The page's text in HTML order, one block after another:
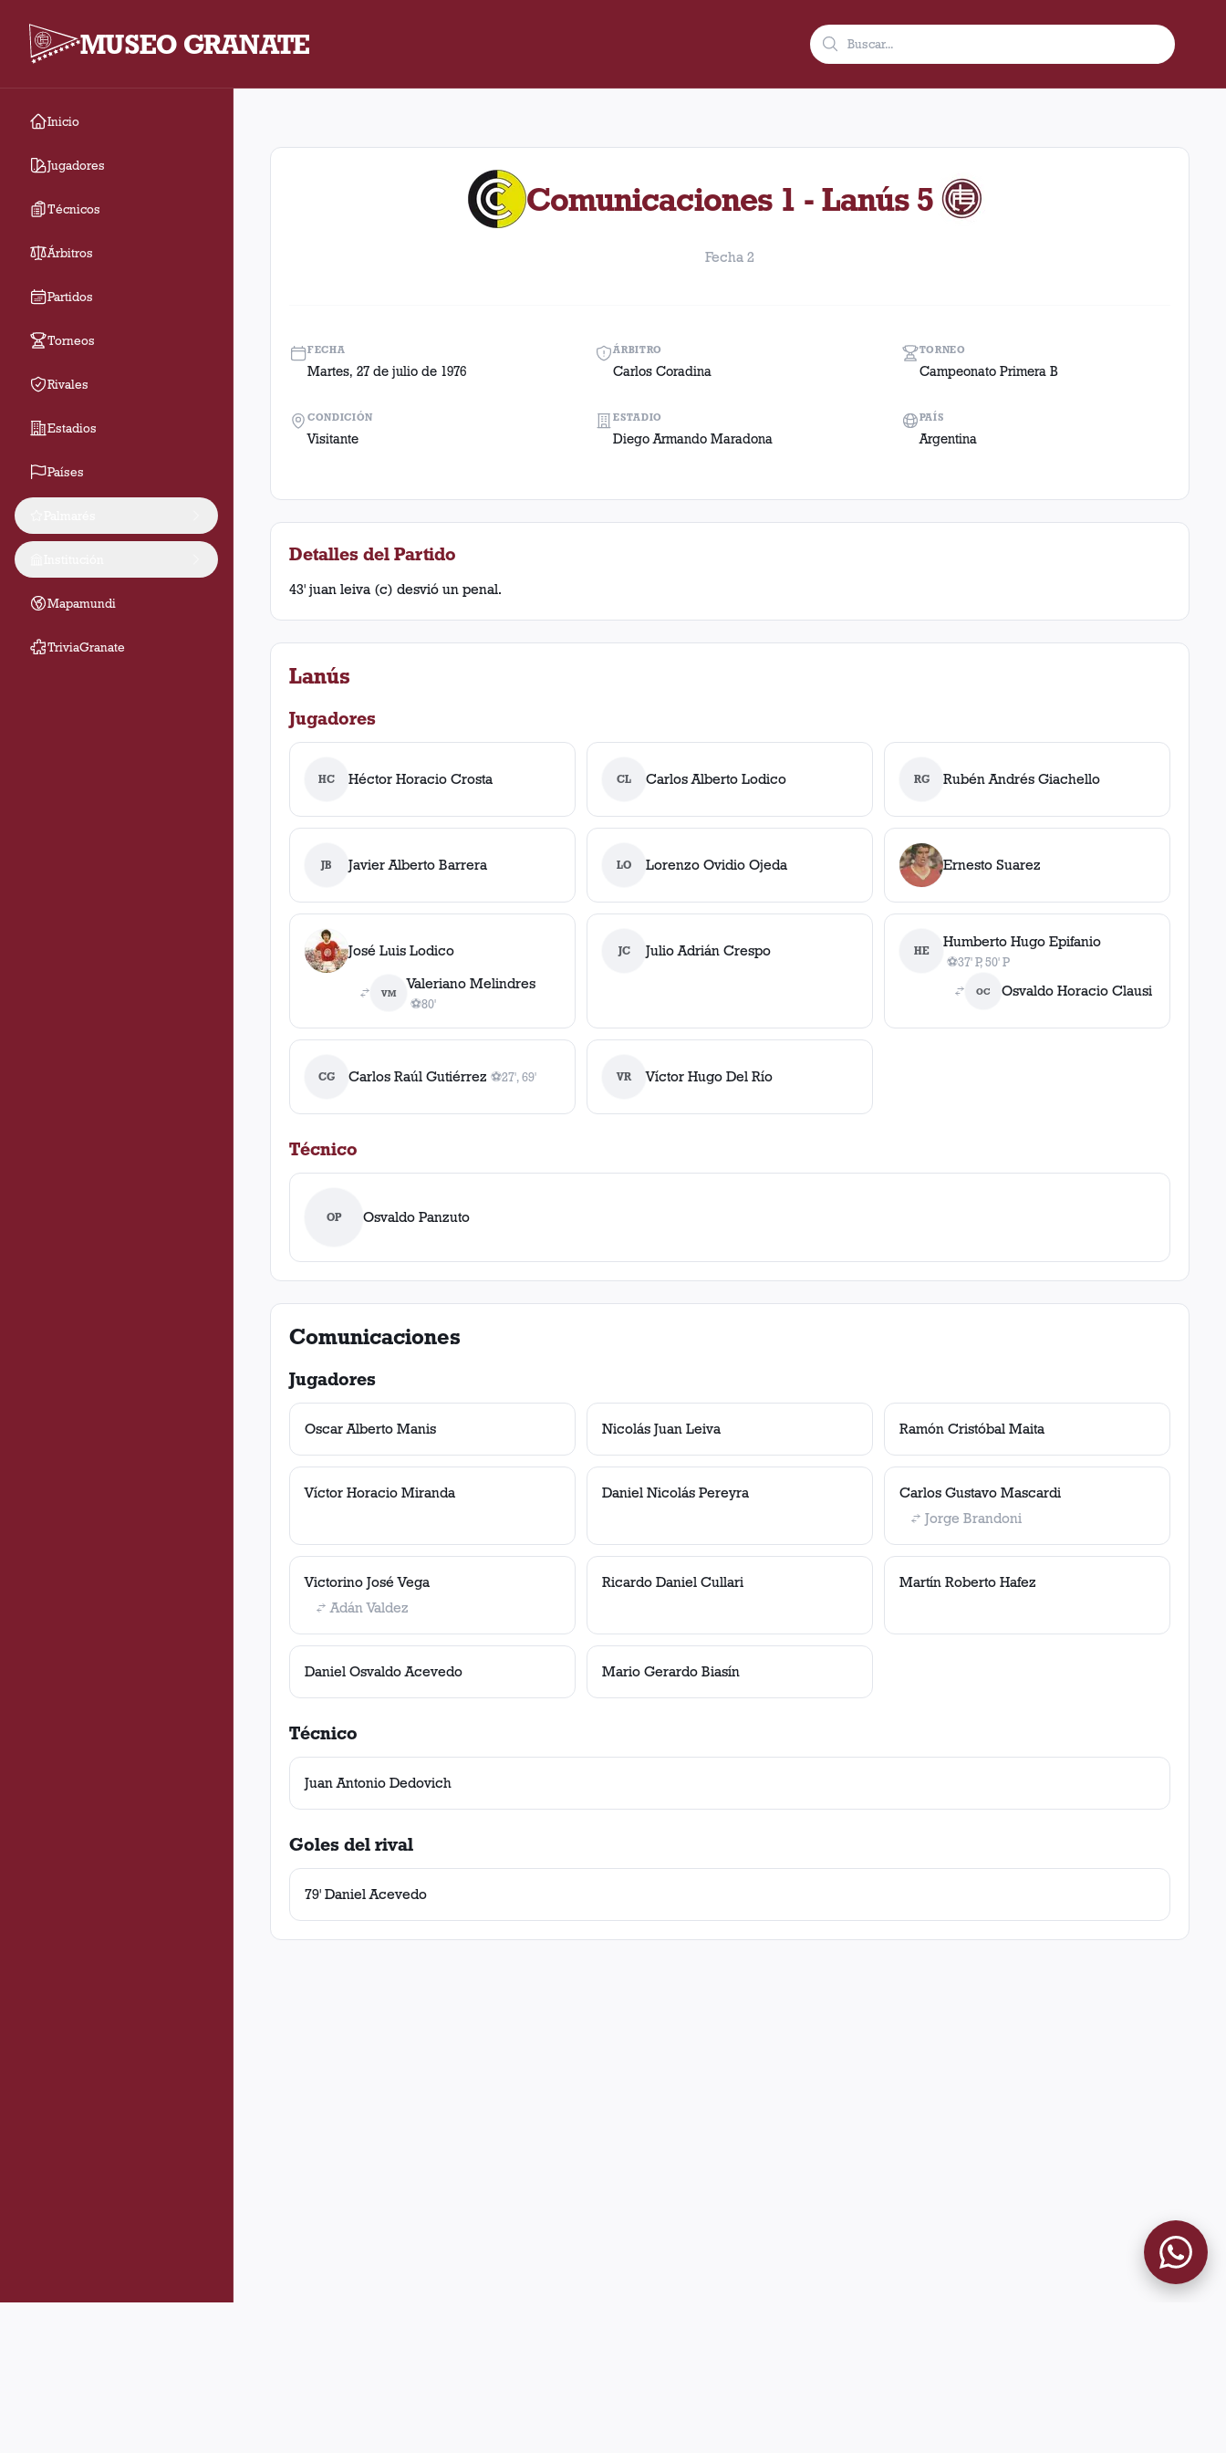
MUSEO GRANATE
Inicio
Jugadores
Técnicos
Árbitros
Partidos
Torneos
Rivales
Estadios
Países
Mapamundi
TriviaGranate
Fecha 2. Partido entre Lanús y Comunicaciones disputado el Martes, 27 de julio de 1976 como visitante en el estadio Diego Armando Maradona
Comunicaciones 1 - Lanús 5
Fecha 2
FECHA
Martes, 27 de julio de 1976
ÁRBITRO
Carlos Coradina
TORNEO
Campeonato Primera B
CONDICIÓN
Visitante
ESTADIO
Diego Armando Maradona
PAÍS
Argentina
Detalles del Partido
43' juan leiva (c) desvió un penal.
Lanús
Jugadores
HC Héctor Horacio Crosta CL Carlos Alberto Lodico RG Rubén Andrés Giachello
JB Javier Alberto Barrera LO Lorenzo Ovidio Ojeda Ernesto Suarez
José Luis Lodico
VM
Valeriano Melindres
⚽
1gol
80'
JC Julio Adrián Crespo HE
Humberto Hugo Epifanio
⚽
2gol es, 37' P, 50' P
37' P, 50' P
OC Osvaldo Horacio Clausi
CG Carlos Raúl Gutiérrez ⚽
2gol es, 27', 69'
27', 69' VR Víctor Hugo Del Río
Técnico
OP Osvaldo Panzuto
Comunicaciones
Jugadores
Oscar Alberto Manis Nicolás Juan Leiva Ramón Cristóbal Maita
Víctor Horacio Miranda Daniel Nicolás Pereyra
Carlos Gustavo Mascardi
Jorge Brandoni
Victorino José Vega
Adán Valdez
Ricardo Daniel Cullari Martín Roberto Hafez
Daniel Osvaldo Acevedo Mario Gerardo Biasín
Técnico
Juan Antonio Dedovich
Goles del rival
79' Daniel Acevedo